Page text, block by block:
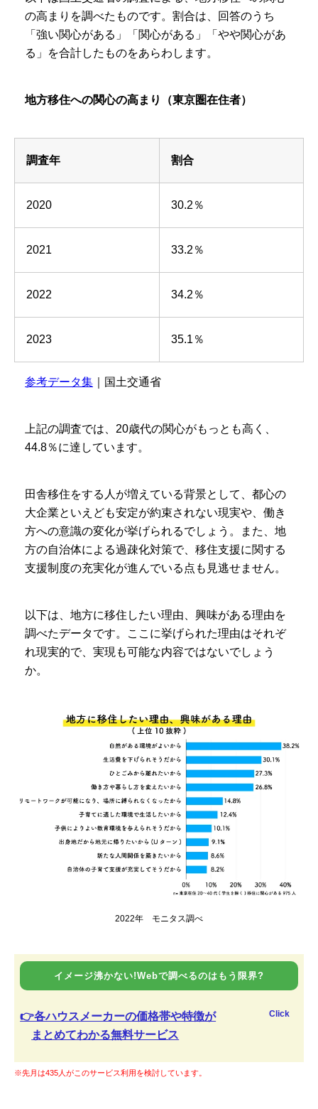
の高まりを調べたものです。割合は、回答のうち
「強い関心がある」「関心がある」「やや関心があ
る」を合計したものをあらわします。
地方移住への関心の高まり（東京圏在住者）
調査年 割合
2020 30.2％
2021 33.2％
2022 34.2％
2023 35.1％
参考データ集 ｜国土交通省
上記の調査では、20歳代の関心がもっとも高く、
44.8％に達しています。
田舎移住をする人が増えている背景として、都心の
大企業といえども安定が約束されない現実や、働き
方への意識の変化が挙げられるでしょう。また、地
方の自治体による過疎化対策で、移住支援に関する
支援制度の充実化が進んでいる点も見逃せません。
以下は、地方に移住したい理由、興味がある理由を
調べたデータです。ここに挙げられた理由はそれぞ
れ現実的で、実現も可能な内容ではないでしょう
か。
2022年 モニタス調べ
イメージ沸かない!Webで調べるのはもう限界?
👉各ハウスメーカーの価格帯や特徴が
まとめてわかる無料サービス
Click
※先月は435人がこのサービス利用を検討しています。